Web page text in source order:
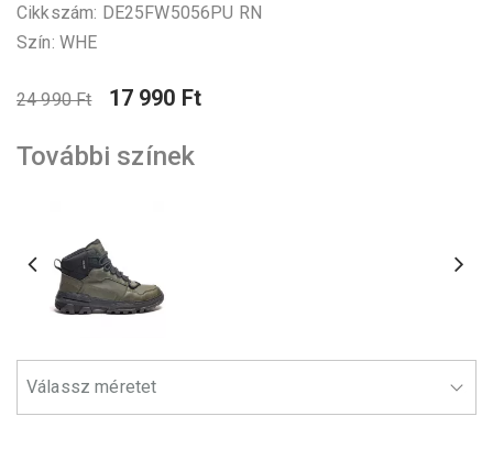
Cikkszám: DE25FW5056PU RN
Szín: WHE
24 990 Ft 17 990 Ft
További színek